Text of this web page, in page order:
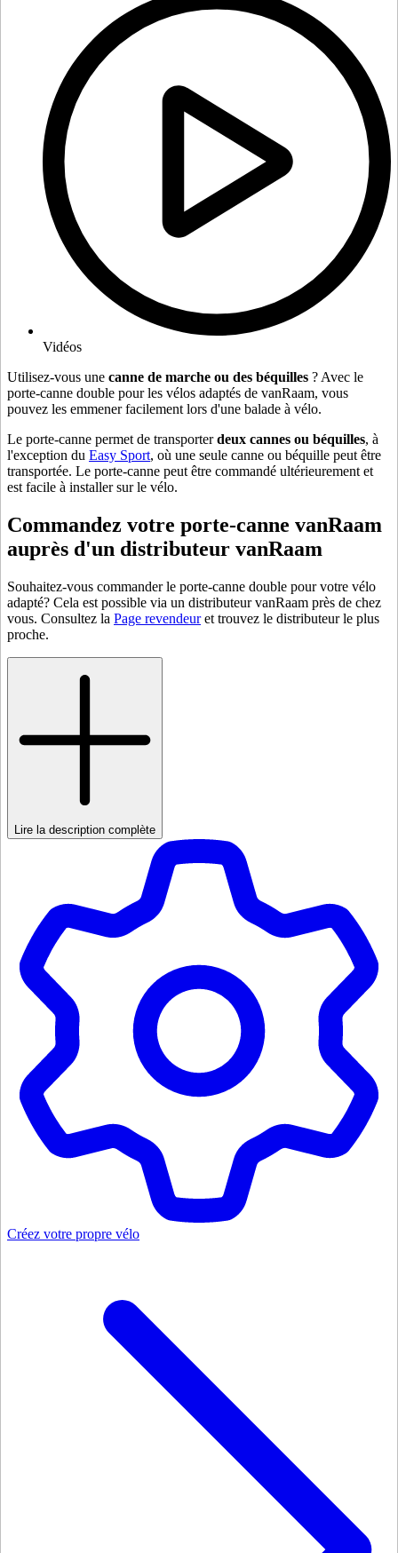
Vidéos
Utilisez-vous une canne de marche ou des béquilles ? Avec le
porte-canne double pour les vélos adaptés de vanRaam, vous
pouvez les emmener facilement lors d'une balade à vélo.
Le porte-canne permet de transporterdeux cannes ou béquilles, à
l'exception du Easy Sport, où une seule canne ou béquille peut être
transportée. Le porte-canne peut être commandé ultérieurement et
est facile à installer sur le vélo.
Commandez votre porte-canne vanRaam
auprès d'un distributeur vanRaam
Souhaitez-vous commander le porte-canne double pour votre vélo
adapté? Cela est possible via un distributeur vanRaam près de chez
vous. Consultez la Page revendeuret trouvez le distributeur le plus
proche.
Lire la description complète
Créez votre propre vélo